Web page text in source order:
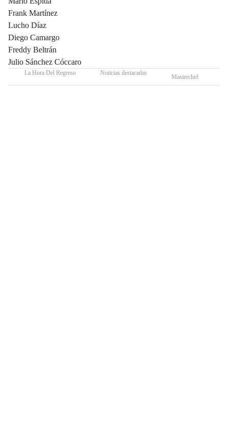
Frank Martínez
Lucho Díaz
Diego Camargo
Freddy Beltrán
Julio Sánchez Cóccaro
La Hora Del Regreso Noticias destacadas
Masterchef